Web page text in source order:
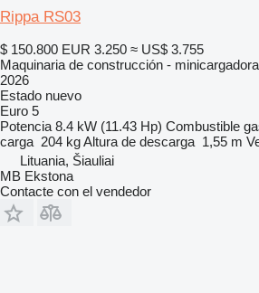
Rippa RS03
$ 150.800 EUR 3.250 ≈ US$ 3.755
Maquinaria de construcción -
2026
Estado nuevo
Euro 5
Potencia 8.4 kW (11.43 Hp) Combustible
carga 204 kgAltura de descarga 1,55 m
Lituania, Šiauliai
MB Ekstona
Contacte con el vendedor